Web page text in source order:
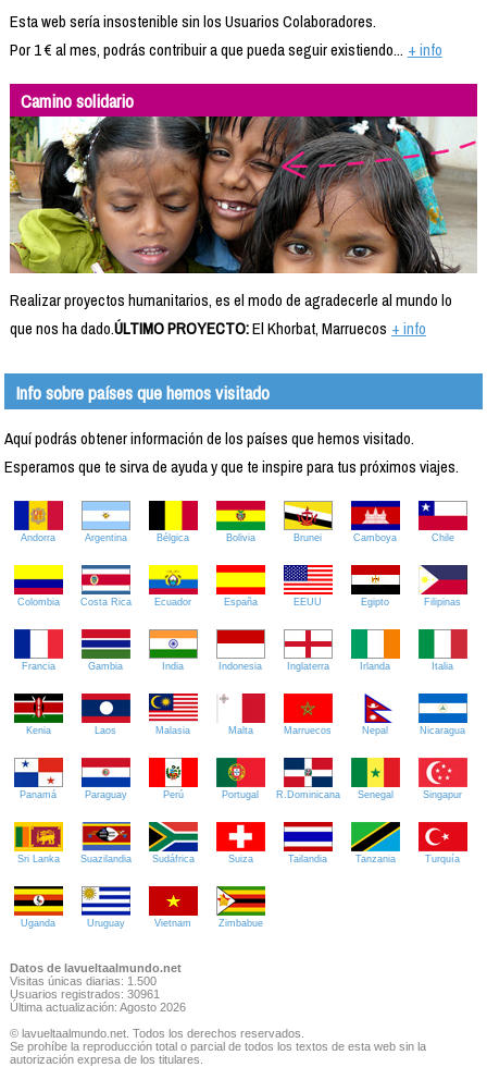
Esta web sería insostenible sin los Usuarios Colaboradores.
Por 1 € al mes, podrás contribuir a que pueda seguir existiendo... + info
Camino solidario
Realizar proyectos humanitarios, es el modo de agradecerle al mundo lo
que nos ha dado.ÚLTIMO PROYECTO:El Khorbat, Marruecos + info
Info sobre países que hemos visitado
Aquí podrás obtener información de los países que hemos visitado.
Esperamos que te sirva de ayuda y que te inspire para tus próximos viajes.
Andorra Argentina Bélgica Bolivia Brunei Camboya Chile
Colombia Costa Rica Ecuador España EEUU Egipto Filipinas
Francia Gambia India Indonesia Inglaterra Irlanda Italia
Kenia Laos Malasia Malta Marruecos Nepal Nicaragua
Panamá Paraguay Perú Portugal R.Dominicana Senegal Singapur
Sri Lanka Suazilandia Sudáfrica Suiza Tailandia Tanzania Turquía
Uganda Uruguay Vietnam Zimbabue
Datos de lavueltaalmundo.net
Visitas únicas diarias: 1.500
Usuarios registrados: 30961
Última actualización: Agosto 2026
© lavueltaalmundo.net. Todos los derechos reservados.
Se prohíbe la reproducción total o parcial de todos los textos de esta web sin la
autorización expresa de los titulares.